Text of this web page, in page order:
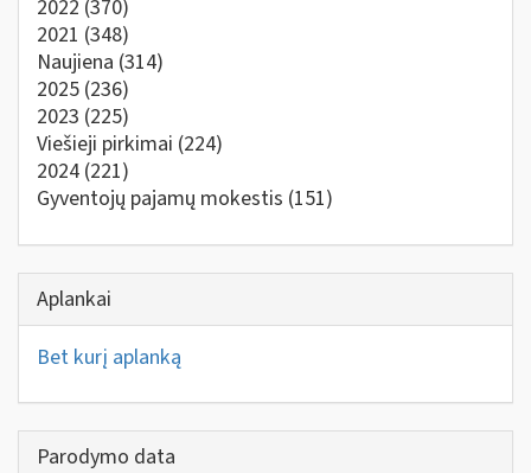
2022 (370)
2021 (348)
Naujiena (314)
2025 (236)
2023 (225)
Viešieji pirkimai (224)
2024 (221)
Gyventojų pajamų mokestis (151)
Aplankai
Bet kurį aplanką
Parodymo data